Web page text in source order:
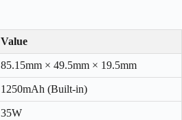
Value
85.15mm × 49.5mm × 19.5mm
1250mAh (Built-in)
35W